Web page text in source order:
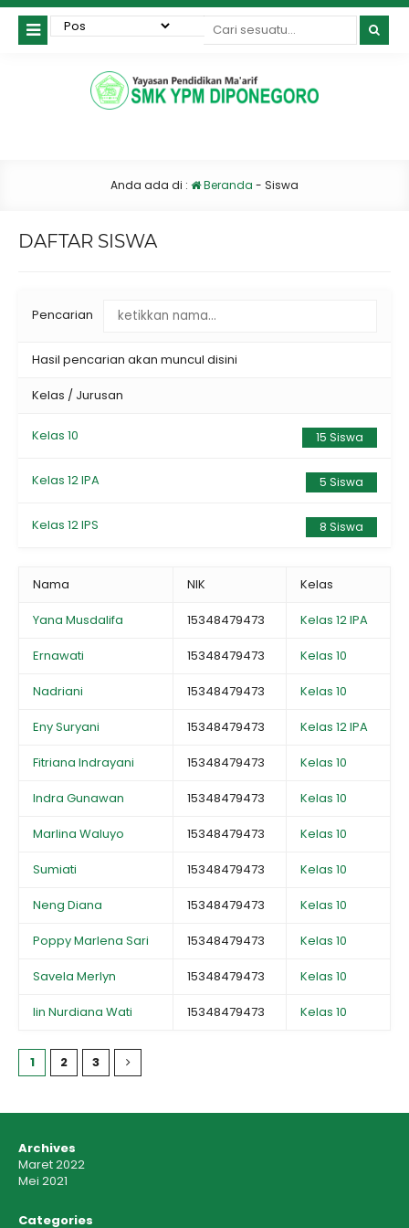
Anda ada di : Beranda - Siswa
DAFTAR SISWA
Pencarian
Hasil pencarian akan muncul disini
Kelas / Jurusan
Kelas 10 15 Siswa
Kelas 12 IPA 5 Siswa
Kelas 12 IPS 8 Siswa
Nama NIK Kelas
Yana Musdalifa 15348479473 Kelas 12 IPA
Ernawati 15348479473 Kelas 10
Nadriani 15348479473 Kelas 10
Eny Suryani 15348479473 Kelas 12 IPA
Fitriana Indrayani 15348479473 Kelas 10
Indra Gunawan 15348479473 Kelas 10
Marlina Waluyo 15348479473 Kelas 10
Sumiati 15348479473 Kelas 10
Neng Diana 15348479473 Kelas 10
Poppy Marlena Sari 15348479473 Kelas 10
Savela Merlyn 15348479473 Kelas 10
Iin Nurdiana Wati 15348479473 Kelas 10
1 2 3
Archives
Maret 2022
Mei 2021
Categories